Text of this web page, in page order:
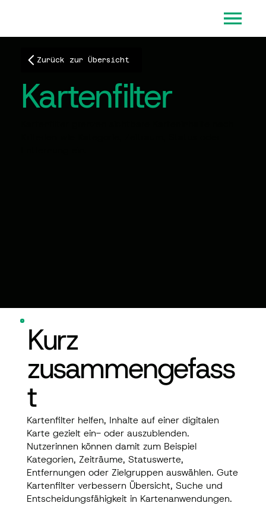
Zurück zur Übersicht
Kartenfilter
Kurz
zusammengefass
t
Kartenfilter helfen, Inhalte auf einer digitalen
Karte gezielt ein- oder auszublenden.
Nutzerinnen können damit zum Beispiel
Kategorien, Zeiträume, Statuswerte,
Entfernungen oder Zielgruppen auswählen. Gute
Kartenfilter verbessern Übersicht, Suche und
Entscheidungsfähigkeit in Kartenanwendungen.